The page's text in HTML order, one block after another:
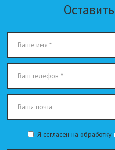
Я согласен на обработку